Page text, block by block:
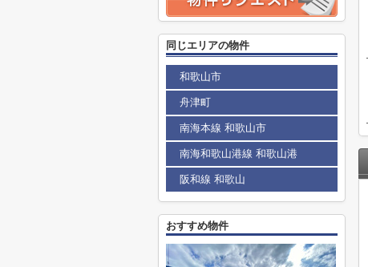
同じエリアの物件
和歌山市
舟津町
南海本線 和歌山市
南海和歌山港線 和歌山港
阪和線 和歌山
おすすめ物件